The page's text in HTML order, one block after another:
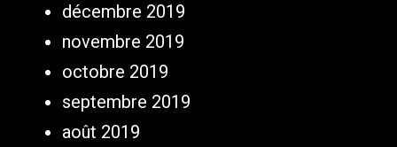
décembre 2019
novembre 2019
octobre 2019
septembre 2019
août 2019